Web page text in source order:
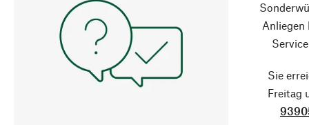
Anliegen
Sie
Freitag